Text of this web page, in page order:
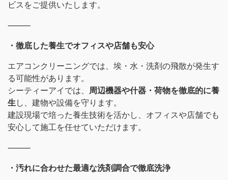
ビスをご提供いたします。
⸻
・徹底した養生でオフィスや店舗も安心
エアコンクリーニングでは、埃・水・洗剤の飛散が発生す
る可能性があります。
シーティーアイでは、
周辺機器や什器・荷物を徹底的に養
生 し、建物や設備を守ります。
建設現場で培った養生技術を活かし、オフィスや店舗でも
安心して施工を任せていただけます。
⸻
・汚れに合わせた最適な洗剤調合で徹底洗浄